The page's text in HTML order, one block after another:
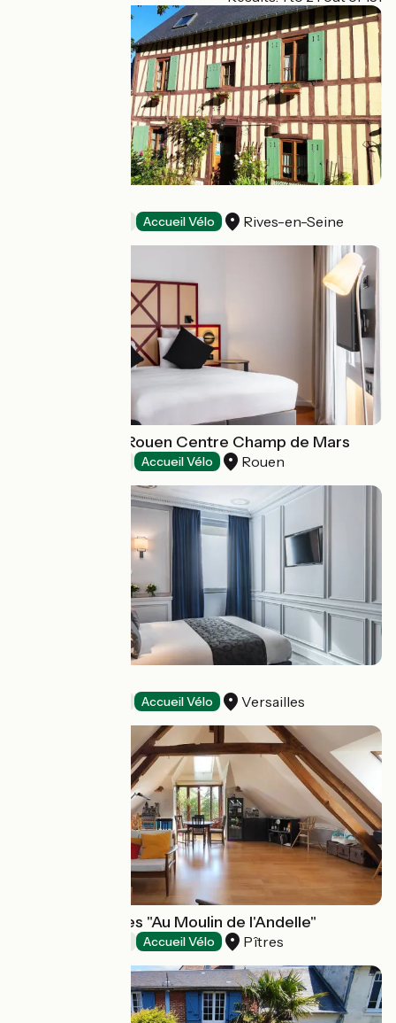
Accueil Vélo Rives-en-Seine
Hôtel Mercure Rouen Centre Champ de Mars
Accueil Vélo Rouen
Accueil Vélo Versailles
Chambre d'hôtes "Au Moulin de l'Andelle"
Accueil Vélo Pîtres